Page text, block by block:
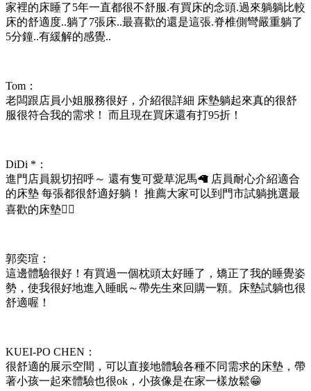
家裡的床睡了5年一直都很不舒服.有買床的念頭.過來躺躺比較
床的舒適度..躺了7張床..最喜歡的還是這張.脊椎側彎嚴重躺了
5分鐘..有緩解的感覺..
Tom：
老闆跟店員小姐服務很好，介紹很詳細 床墊躺起來真的很舒
服很符合我的需求！ 而且現在買床還有打95折！
DiDi *：
進門店員親切招呼～ 還有隻可愛草泥馬🦙 店員耐心介紹適合
的床墊 每張都很舒適好躺！ 推薦大家可以到門市試躺挑選最
喜歡的床墊👍🏻
郭奕瑄：
這邊體驗很好！有買過一個枕頭太好睡了，矯正了我的睡覺姿
勢，使我很好地進入睡眠～帶先生來回購一顆。床墊試躺也很
舒適喔！
KUEI-PO CHEN：
很舒適的展示空間，可以直接地體驗各種不同需求的床墊，帶
著小孩一起來體驗也很ok，小孩像是在家一樣放鬆😁